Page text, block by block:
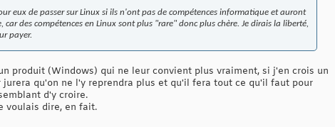
eux de passer sur Linux si ils n'ont pas de compétences informatique et auront
des compétences en Linux sont plus "rare" donc plus chère. Je dirais la liberté,
payer.
produit (Windows) qui ne leur convient plus vraiment, si j'en crois un
qu'on ne l'y reprendra plus et qu'il fera tout ce qu'il faut pour
d'y croire.
voulais dire, en fait.